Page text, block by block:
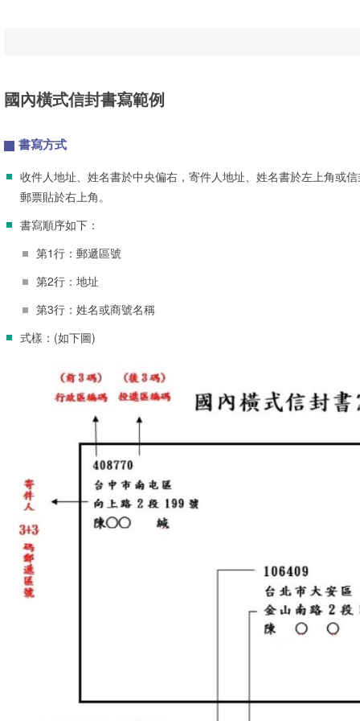
國內橫式信封書寫範例
書寫方式
收件人地址、姓名書於中央偏右，寄件人地址、姓名書於左上角或
郵票貼於右上角。
書寫順序如下：
第1行：郵遞區號
第2行：地址
第3行：姓名或商號名稱
式樣：(如下圖)